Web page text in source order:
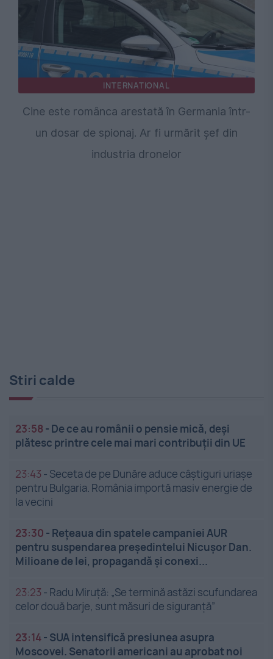
INTERNATIONAL
Cine este românca arestată în Germania într-
un dosar de spionaj. Ar fi urmărit șef din
industria dronelor
Stiri calde
23:58 - De ce au românii o pensie mică, deși
plătesc printre cele mai mari contribuții din UE
23:43 - Seceta de pe Dunăre aduce câștiguri uriașe
pentru Bulgaria. România importă masiv energie de
la vecini
23:30 - Rețeaua din spatele campaniei AUR
pentru suspendarea președintelui Nicușor Dan.
Milioane de lei, propagandă și conexi...
23:23 - Radu Miruță: „Se termină astăzi scufundarea
celor două barje, sunt măsuri de siguranţă”
23:14- SUA intensifică presiunea asupra
Moscovei. Senatorii americani au aprobat noi